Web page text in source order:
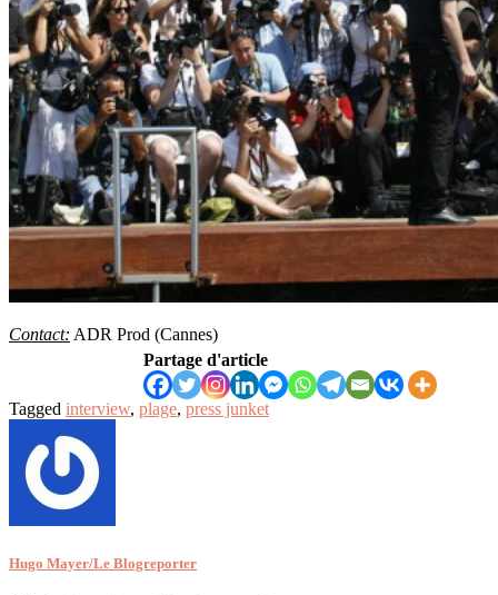
Contact: ADR Prod (Cannes)
Partage d'article
Tagged interview, plage, press junket
Hugo Mayer/Le Blogreporter